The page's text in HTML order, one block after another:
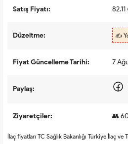
Satış Fiyatı: 82.11
Düzeltme: ✍️
Fiyat Güncelleme Tarihi: 7
Paylaş:
Ziyaretçiler: 👥
İlaç fiyatları TC Sağlık Bakanlığı Türkiye İlaç